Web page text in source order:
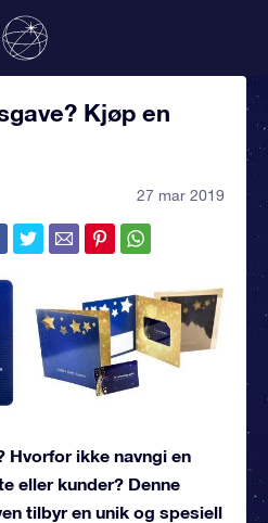
Kjøp en
27 mar 2019
Hvorfor ikke navngi en
eller kunder? Denne
tilbyr en unik og spesiell